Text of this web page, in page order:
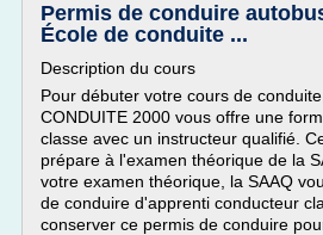
Permis de conduire
École de conduite ...
Description du cours
Pour débuter votre cours de
CONDUITE 2000 vous offre une
classe avec un instructeur qualifié.
prépare à l'examen théorique de la
votre examen théorique, la SAAQ
de conduire d'apprenti conducteur
conserver ce permis de conduire